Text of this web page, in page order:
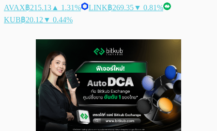
AVAX฿215.13 ▲ 1.31% LINK฿269.35▼ 0.81%
KUB฿20.12 ▼ 0.44%